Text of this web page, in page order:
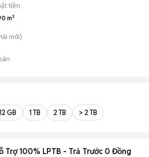
tiền
m²
mới)
GB 1 TB 2 TB > 2 TB
100% LPTB - Trả Trước 0 Đồng